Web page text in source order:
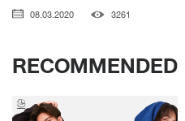
08.03.2020 3261
RECOMMENDED